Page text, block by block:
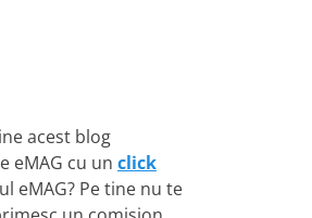
acest blog
eMAG cu un click
eMAG? Pe tine nu te